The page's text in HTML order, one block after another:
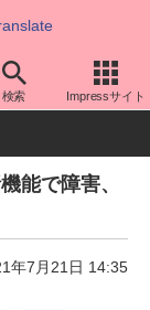
検索 Impressサイト
能で障害、
年7月21日 14:35